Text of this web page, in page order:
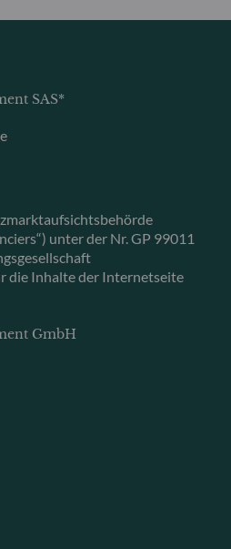
SAS*
unter der Nr. GP 99011
die Inhalte der Internetseite
GmbH